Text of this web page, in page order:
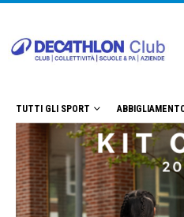
TUTTI GLI SPORT